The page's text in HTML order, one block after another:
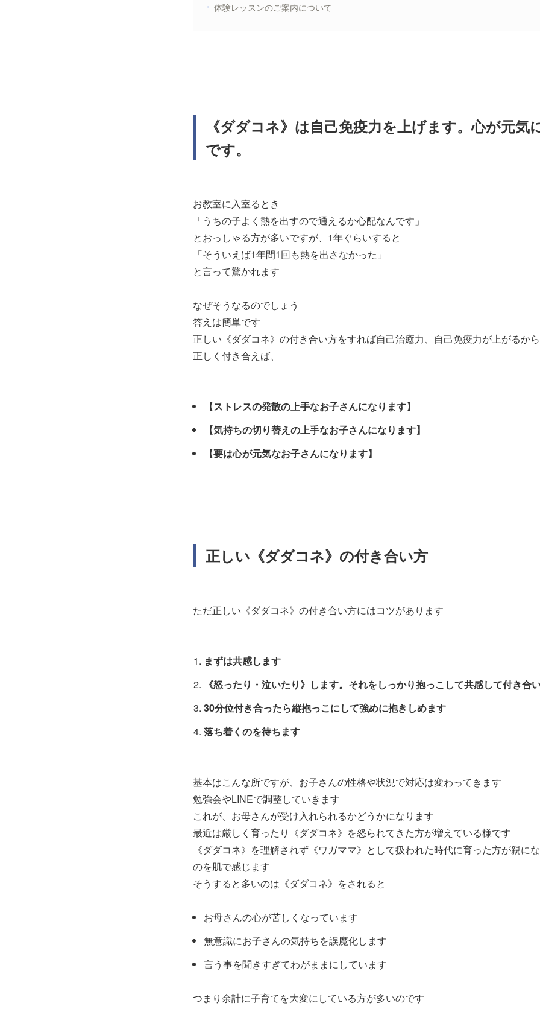
体験レッスンのご案内について
《ダダコネ》は自己免疫力を上げます。心が元気
です。
お教室に入室るとき
「うちの子よく熱を出すので通えるか心配なんです」
とおっしゃる方が多いですが、1年ぐらいすると
「そういえば1年間1回も熱を出さなかった」
と言って驚かれます
なぜそうなるのでしょう
答えは簡単です
正しい《ダダコネ》の付き合い方をすれば自己治癒力、自己免疫力が上がるか
正しく付き合えば、
【ストレスの発散の上手なお子さんになります】
【気持ちの切り替えの上手なお子さんになります】
【要は心が元気なお子さんになります】
正しい《ダダコネ》の付き合い方
ただ正しい《ダダコネ》の付き合い方にはコツがあります
まずは共感します
《怒ったり・泣いたり》します。それをしっかり抱っこして共感して付き合
30分位付き合ったら縦抱っこにして強めに抱きしめます
落ち着くのを待ちます
基本はこんな所ですが、お子さんの性格や状況で対応は変わってきます
勉強会やLINEで調整していきます
これが、お母さんが受け入れられるかどうかになります
最近は厳しく育ったり《ダダコネ》を怒られてきた方が増えている様です
《ダダコネ》を理解されず《ワガママ》として扱われた時代に育った方が親に
のを肌で感じます
そうすると多いのは《ダダコネ》をされると
お母さんの心が苦しくなっています
無意識にお子さんの気持ちを誤魔化します
言う事を聞きすぎてわがままにしています
つまり余計に子育てを大変にしている方が多いのです